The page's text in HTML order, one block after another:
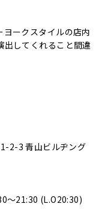
ークスタイルの店内
出してくれること間違
2-3 青山ビルヂング
～21:30 (L.O20:30)